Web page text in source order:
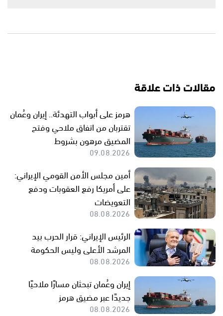
مقالات ذات علاقة
هرمز على أبواب التهدئة.. إيران وعُمان
تقتربان من اتفاق ملاحي وفتح
المضيق مرهون بشروط
09.08.2026
أمين مجلس الأمن القومي الإيراني:
على أمريكا رفع العقوبات ودفع
التعويضات
08.08.2026
الرئيس الإيراني: قرار الحرب بيد
المرشد الأعلى وليس الحكومة
08.08.2026
إيران وعُمان تبحثان مسارًا ملاحيًا
جديدًا عبر مضيق هرمز
08.08.2026